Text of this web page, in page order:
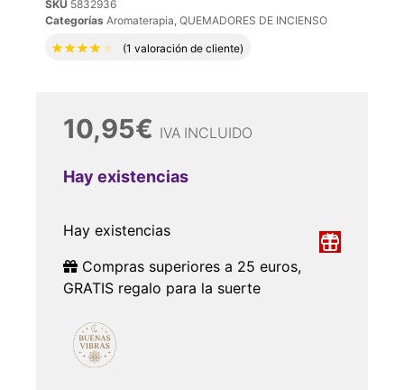
SKU 5832936
Categorías Aromaterapia, QUEMADORES DE INCIENSO
Valorado con4.00de 5 en base a
(1 valoración de cliente)
10,95€ IVA INCLUIDO
Hay existencias
Hay existencias
Compras superiores a 25 euros,
GRATIS regalo para la suerte